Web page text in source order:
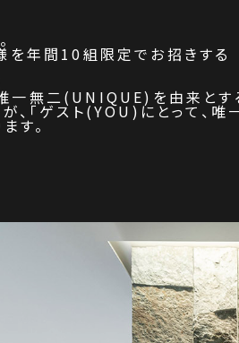
を年間10組限定でお招きする
一無二(UNIQUE)を 由来とす
、 「ゲスト(YOU)にとって、唯
す。